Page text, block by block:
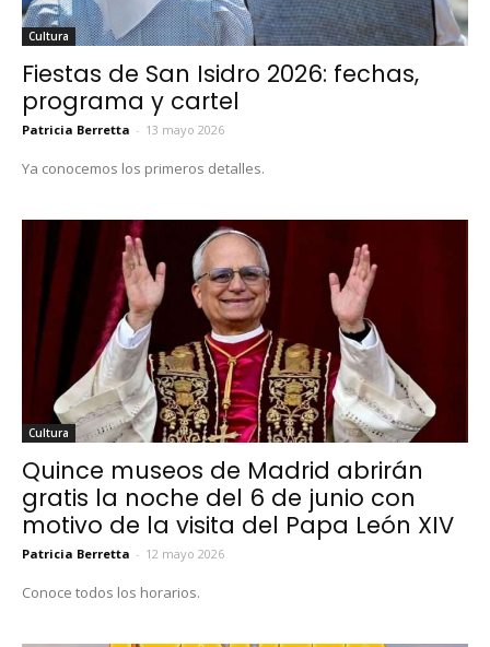
Cultura
Fiestas de San Isidro 2026: fechas,
programa y cartel
Patricia Berretta - 13 mayo 2026
Ya conocemos los primeros detalles.
Cultura
Quince museos de Madrid abrirán
gratis la noche del 6 de junio con
motivo de la visita del Papa León XIV
Patricia Berretta - 12 mayo 2026
Conoce todos los horarios.